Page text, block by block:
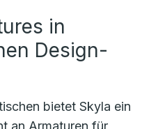
in
Design-
bietet Skyla ein
an Armaturen für